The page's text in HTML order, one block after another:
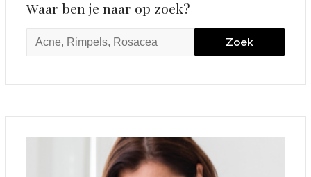
Waar ben je naar op zoek?